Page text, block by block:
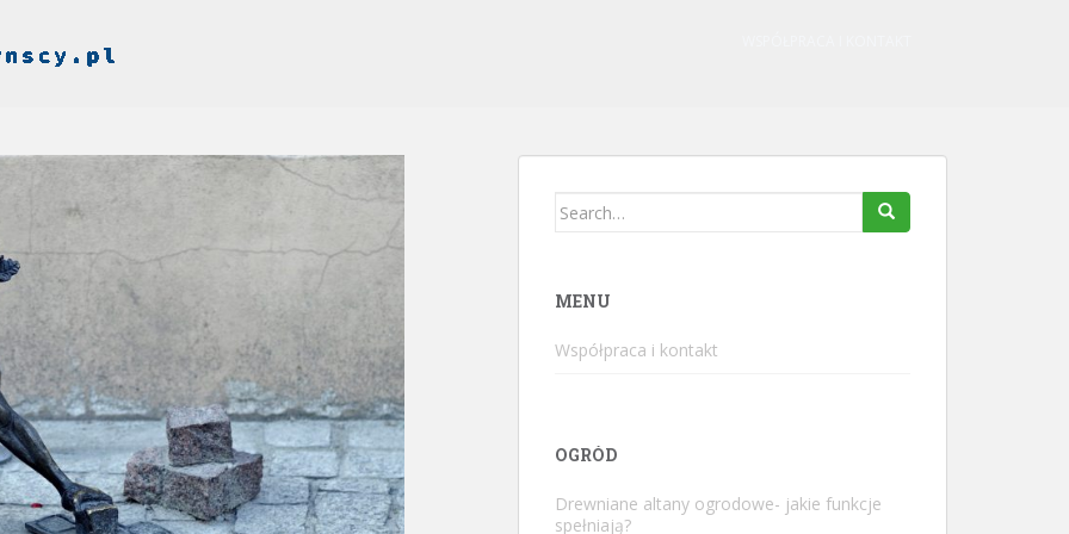
Search
MENU
Współpraca i kontakt
OGRÓD
Drewniane altany ogrodowe- jakie funkcje
spełniają?